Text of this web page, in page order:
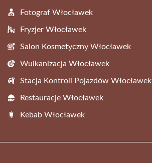
Fotograf Włocławek
Fryzjer Włocławek
Salon Kosmetyczny Włocławek
Wulkanizacja Włocławek
Stacja Kontroli Pojazdów Włocławek
Restauracje Włocławek
Kebab Włocławek